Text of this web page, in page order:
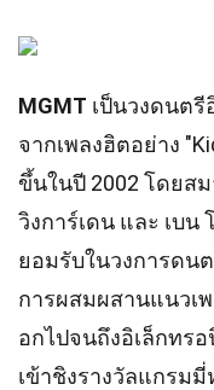
MGMT เป็นวงดนตรี
จากเพลงฮิตอย่าง
ขึ้นในปี 2002 โดยส
วิงการ์เดน และ เบน
ยอมรับในวงการดน
การผสมผสานแนวเ
อกไปจนถึงอิเล็กทร
เข้าชิงรางวัลแกรม